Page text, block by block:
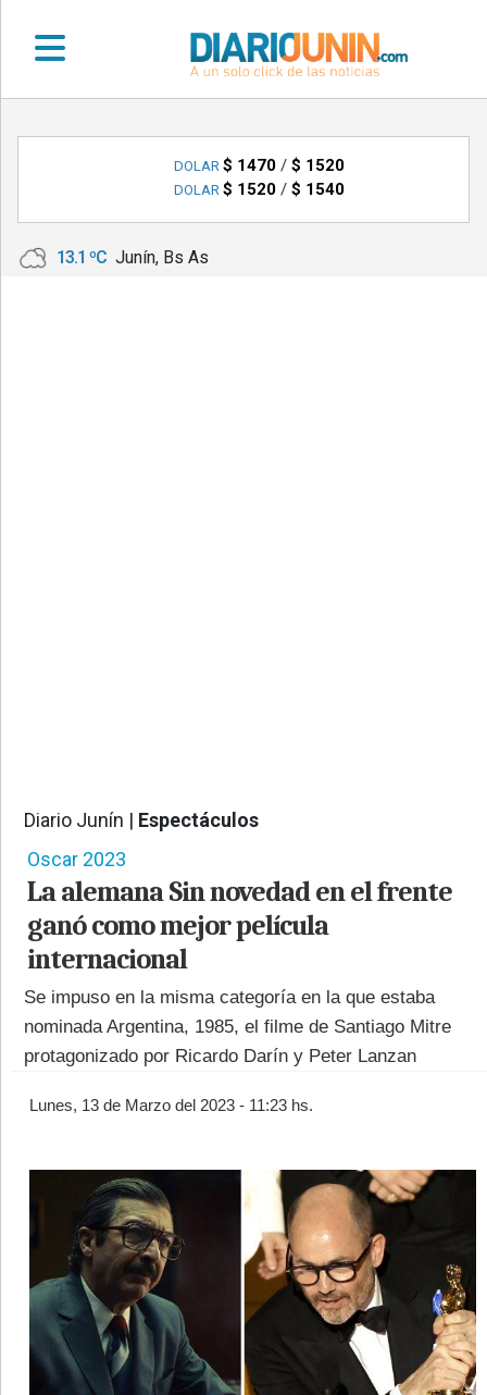
•
LOCALES
•
DOLAR $ 1470/ $ 1520
DOLAR $ 1520/ $ 1540
13.1 ºC Junín, Bs As
Diario Junín | Espectáculos
Oscar 2023
La alemana Sin novedad en el frente
ganó como mejor película
internacional
Se impuso en la misma categoría en la que estaba
nominada Argentina, 1985, el filme de Santiago Mitre
protagonizado por Ricardo Darín y Peter Lanzan
Lunes, 13 de Marzo del 2023 - 11:23 hs.